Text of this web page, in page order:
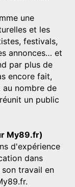
une
et les
festivals,
annonces… et
par plus de
encore fait,
au nombre de
un public
My89.fr)
d'expérience
dans
travail en